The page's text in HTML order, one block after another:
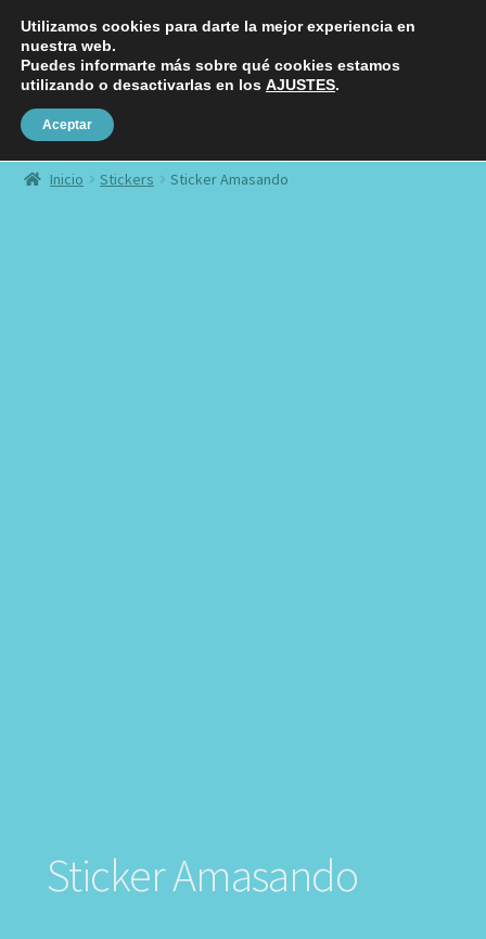
Ir
a
la
navegación
Ir
al
contenido
Fundas
Inicio Stickers Sticker Amasando
Sticker Amasando
Utilizamos cookies para darte la mejor experiencia en
nuestra web.
Puedes informarte más sobre qué cookies estamos
utilizando o desactivarlas en los AJUSTES.
Aceptar